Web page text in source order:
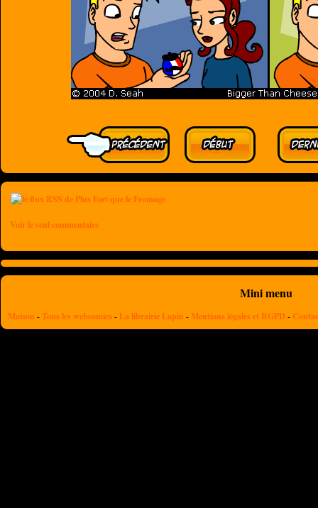
Voir le seul commentaire
Mini menu
Maison -Tous les webcomics - La librairie Lapin - Mentions légales et RGPD -